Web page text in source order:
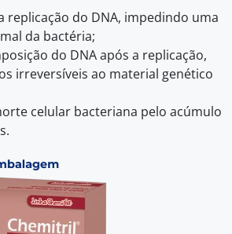
replicação do DNA, impedindo uma
da bactéria;
do DNA após a replicação,
irreversíveis ao material genético
celular bacteriana pelo acúmulo